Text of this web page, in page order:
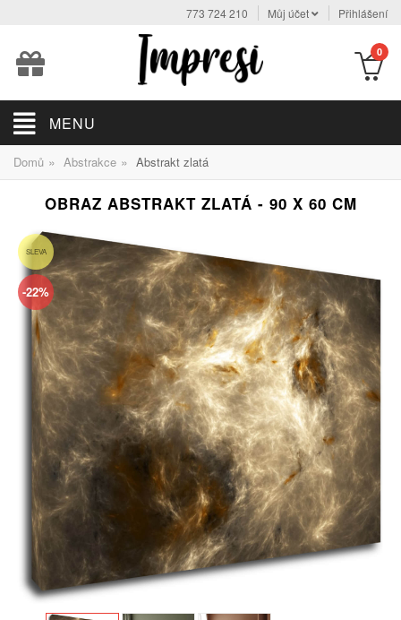
773 724 210 Můj účet Přihlášení
0
MENU
Domů » Abstrakce » Abstrakt zlatá
OBRAZ ABSTRAKT ZLATÁ - 90 X 60 CM
SLEVA
-22%